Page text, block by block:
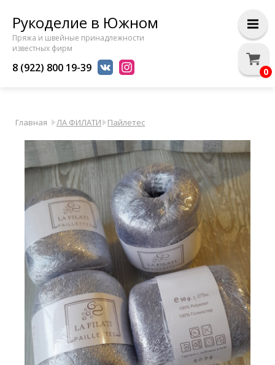
Рукоделие в Южном
Пряжа и швейные принадлежности
известных фирм
8 (922) 800 19-39
Главная ЛА ФИЛАТИ Пайлетес
0